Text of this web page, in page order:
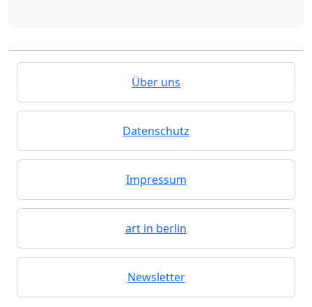
Über uns
Datenschutz
Impressum
art in berlin
Newsletter